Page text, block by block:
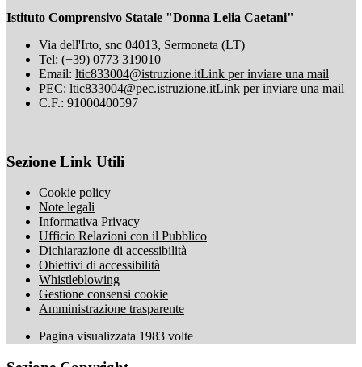
Istituto Comprensivo Statale "Donna Lelia Caetani"
Via dell'Irto, snc 04013, Sermoneta (LT)
Tel: (+39) 0773 319010
Email: ltic833004@istruzione.itLink per inviare una mail
PEC: ltic833004@pec.istruzione.itLink per inviare una mail
C.F.: 91000400597
Sezione Link Utili
Cookie policy
Note legali
Informativa Privacy
Ufficio Relazioni con il Pubblico
Dichiarazione di accessibilità
Obiettivi di accessibilità
Whistleblowing
Gestione consensi cookie
Amministrazione trasparente
Pagina visualizzata 1983 volte